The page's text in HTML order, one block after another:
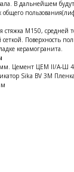
В дальнейшем
стяжка М150,
Поверхность
керамогранита.
Цемент ЦЕМ II/A-Ш
Sika BV 3M